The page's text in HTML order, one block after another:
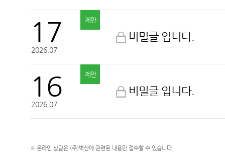
17
2026.07
제안
비밀글 입니다.
16
2026.07
제안
비밀글 입니다.
※ 온라인 상담은 (주)벽산에 관련된 내용만 접수할 수 있습니다.